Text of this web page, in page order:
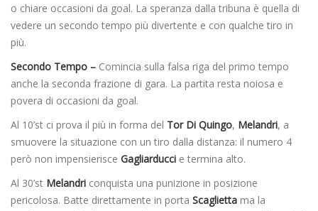
o chiare occasioni da goal. La speranza dalla tribuna è quella di
vedere un secondo tempo più divertente e con qualche tiro in
più.
Secondo Tempo – Comincia sulla falsa riga del primo tempo
anche la seconda frazione di gara. La partita resta noiosa e
povera di occasioni da goal.
Al 10’st ci prova il più in forma del Tor Di Quingo, Melandri, a
smuovere la situazione con un tiro dalla distanza: il numero 4
però non impensierisce Gagliarducci e termina alto.
Al 30’st Melandri conquista una punizione in posizione
pericolosa. Batte direttamente in porta Scaglietta ma la